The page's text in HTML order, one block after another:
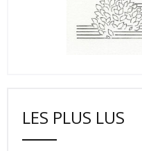
LES PLUS LUS